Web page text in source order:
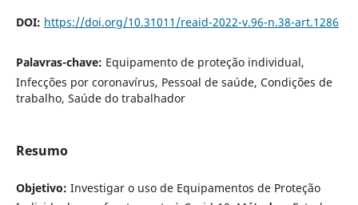
DOI: https://doi.org/10.31011/reaid-2022-v.96-n.38-art.1286
Palavras-chave: Equipamento de proteção individual,
Infecções por coronavírus, Pessoal de saúde, Condições de
trabalho, Saúde do trabalhador
Resumo
Objetivo: Investigar o uso de Equipamentos de Proteção